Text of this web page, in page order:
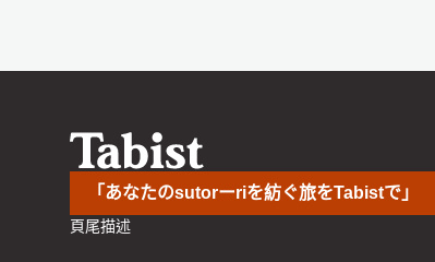
「あなたのsutorーriを紡ぐ旅をTabistで」
頁尾描述